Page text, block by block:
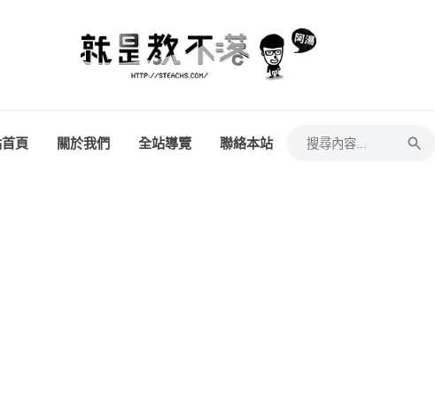
頁 關於我們 全站導覽 聯絡本站